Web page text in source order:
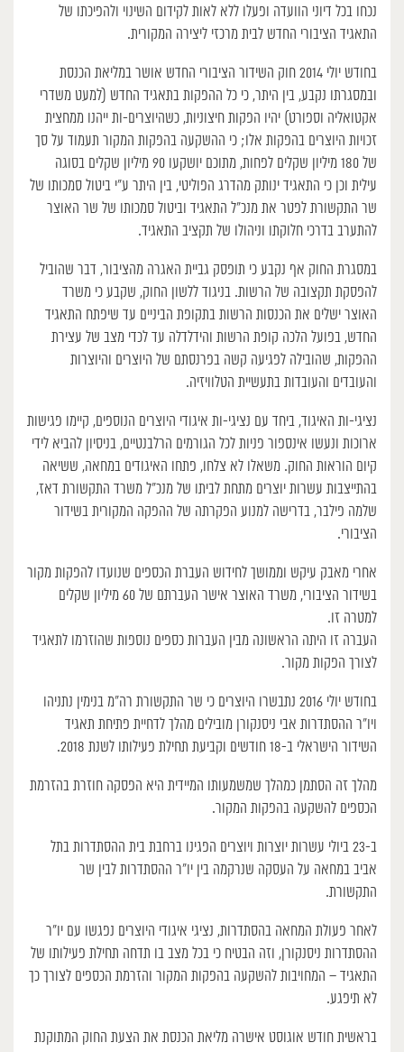
נכחו בכל דיוני הוועדה ופעלו ללא לאות לקידום השינוי ולהפיכתו של
התאגיד הציבורי החדש לבית מרכזי ליצירה המקורית.
בחודש יולי 2014 חוק השידור הציבורי החדש אושר במליאת הכנסת
ובמסגרתו נקבע, בין היתר, כי כל ההפקות בתאגיד החדש (למעט משדרי
אקטואליה וספורט) יהיו הפקות חיצוניות, כשהיוצרים-ות ייהנו ממחצית
זכויות היוצרים בהפקות אלו; כי ההשקעה בהפקות המקור תעמוד על סך
של 180 מיליון שקלים לפחות, מתוכם יושקעו 90 מיליון שקלים בסוגה
עילית וכן כי התאגיד ינותק מהדרג הפוליטי, בין היתר ע”י ביטול סמכותו של
שר התקשורת לפטר את מנכ”ל התאגיד וביטול סמכותו של שר האוצר
להתערב בדרכי חלוקתו וניהולו של תקציב התאגיד.
במסגרת החוק אף נקבע כי תופסק גביית האגרה מהציבור, דבר שהוביל
להפסקת תקצובה של הרשות. בניגוד ללשון החוק, שקבע כי משרד
האוצר ישלים את הכנסות הרשות בתקופת הביניים עד שיפתח התאגיד
החדש, בפועל הלכה קופת הרשות והידלדלה עד לכדי מצב של עצירת
ההפקות, שהובילה לפגיעה קשה בפרנסתם של היוצרים והיוצרות
והעובדים והעובדות בתעשיית הטלוויזיה.
נציגי-ות האיגוד, ביחד עם נציגי-ות איגודי היוצרים הנוספים, קיימו פגישות
ארוכות ונעשו אינספור פניות לכל הגורמים הרלבנטיים, בניסיון להביא לידי
קיום הוראות החוק. משאלו לא צלחו, פתחו האיגודים במחאה, ששיאה
בהתייצבות עשרות יוצרים מתחת לביתו של מנכ”ל משרד התקשורת דאז,
שלמה פילבר, בדרישה למנוע הפקרתה של ההפקה המקורית בשידור
הציבורי.
אחרי מאבק עיקש וממושך לחידוש העברת הכספים שנועדו להפקות מקור
בשידור הציבורי, משרד האוצר אישר העברתם של 60 מיליון שקלים
למטרה זו.
העברה זו היתה הראשונה מבין העברות כספים נוספות שהוזרמו לתאגיד
לצורך הפקות מקור.
בחודש יולי 2016 נתבשרו היוצרים כי שר התקשורת רה”מ בנימין נתניהו
ויו”ר ההסתדרות אבי ניסנקורן מובילים מהלך לדחיית פתיחת תאגיד
השידור הישראלי ב-18 חודשים וקביעת תחילת פעילותו לשנת 2018.
מהלך זה הסתמן כמהלך שמשמעותו המיידית היא הפסקה חוזרת בהזרמת
הכספים להשקעה בהפקות המקור.
ב-23 ביולי עשרות יוצרות ויוצרים הפגינו ברחבת בית ההסתדרות בתל
אביב במחאה על העסקה שנרקמה בין יו”ר ההסתדרות לבין שר
התקשורת.
לאחר פעולת המחאה בהסתדרות, נציגי איגודי היוצרים נפגשו עם יו”ר
ההסתדרות ניסנקורן, וזה הבטיח כי בכל מצב בו תדחה תחילת פעילותו של
התאגיד – המחויבות להשקעה בהפקות המקור והזרמת הכספים לצורך כך
לא תיפגע.
בראשית חודש אוגוסט אישרה מליאת הכנסת את הצעת החוק המתוקנת